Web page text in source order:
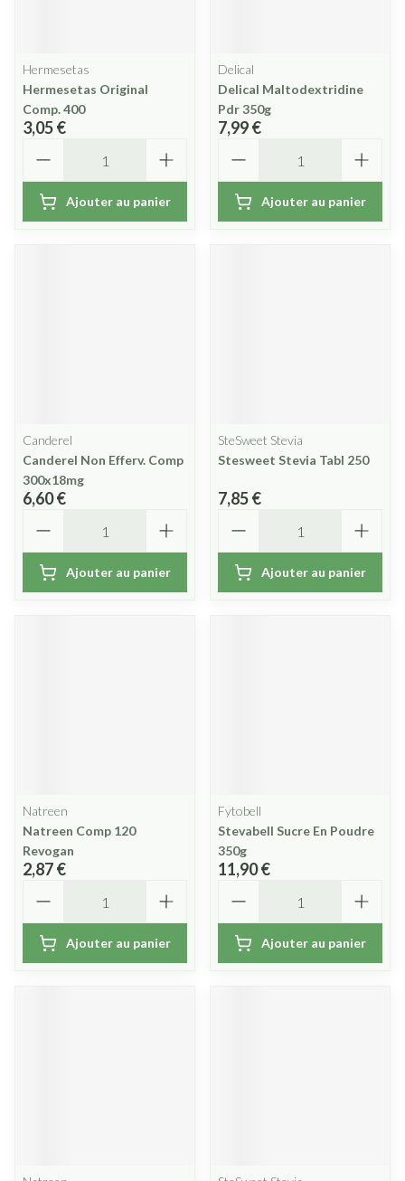
Hermesetas
Hermesetas Original
Comp. 400
3,05 €
Ajouter au panier
Delical
Delical Maltodextridine
Pdr 350g
7,99 €
Ajouter au panier
Canderel
Canderel Non Efferv. Comp
300x18mg
6,60 €
Ajouter au panier
SteSweet Stevia
Stesweet Stevia Tabl 250
7,85 €
Ajouter au panier
Natreen
Natreen Comp 120
Revogan
2,87 €
Ajouter au panier
Fytobell
Stevabell Sucre En Poudre
350g
11,90 €
Ajouter au panier